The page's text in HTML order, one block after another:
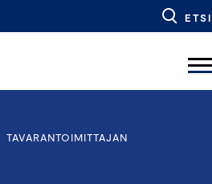
ETSI
TAVARANTOIMITTAJAN